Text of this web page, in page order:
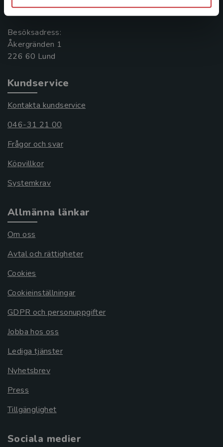
221 00 Lund
Besöksadress:
Åkergränden 1
Kundservice
Kontakta kundservice
046-31 21 00
Frågor och svar
Köpvillkor
Systemkrav
Allmänna länkar
Om oss
Avtal och rättigheter
Cookies
Cookieinställningar
GDPR och personuppgifter
Jobba hos oss
Lediga tjänster
Nyhetsbrev
Press
Tillgänglighet
Sociala medier